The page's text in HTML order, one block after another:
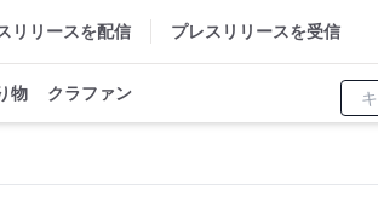
リリースを配信 プレスリリースを受信
物 クラファン